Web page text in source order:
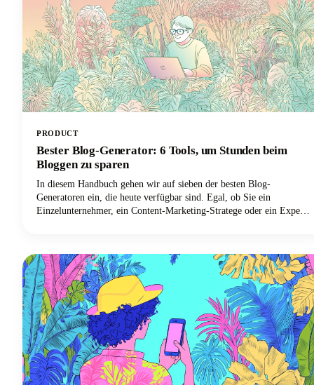
PRODUCT
Bester Blog-Generator: 6 Tools, um Stunden beim
Bloggen zu sparen
In diesem Handbuch gehen wir auf sieben der besten Blog-
Generatoren ein, die heute verfügbar sind. Egal, ob Sie ein
Einzelunternehmer, ein Content-Marketing-Stratege oder ein Experte
Workflow verändern und Ihnen helfen können, diese wertvollen
Stunden zurückzugewinnen.